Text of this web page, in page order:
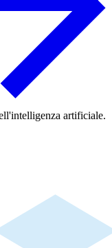
artificiale.